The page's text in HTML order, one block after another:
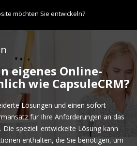
eigenes Online-
wie CapsuleCRM?
Lösungen und einen sofort
für Ihre Anforderungen an das
Die speziell entwickelte Lösung kann
enthalten, die Sie benötigen, um